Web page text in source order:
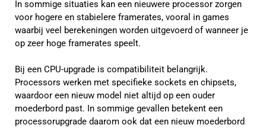
In sommige situaties kan een nieuwere processor zorgen
voor hogere en stabielere framerates, vooral in games
waarbij veel berekeningen worden uitgevoerd of wanneer je
op zeer hoge framerates speelt.
Bij een CPU-upgrade is compatibiliteit belangrijk.
Processors werken met specifieke sockets en chipsets,
waardoor een nieuw model niet altijd op een ouder
moederbord past. In sommige gevallen betekent een
processorupgrade daarom ook dat een nieuw moederbord